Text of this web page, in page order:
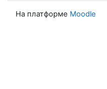
На платформе Moodle